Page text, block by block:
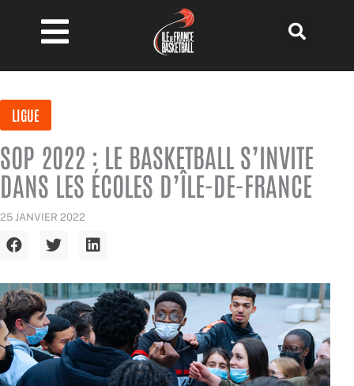
contenu
LIGUE
SOP 2022 : LE BASKETBALL S’INVITE
DANS LES ÉCOLES D’ÎLE-DE-FRANCE
25 JANVIER 2022